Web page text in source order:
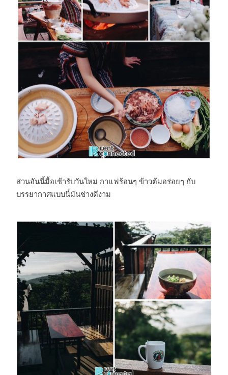
ส่วนอันนี้มื้อเช้ารับวันใหม่ กาแฟร้อนๆ ข้าวต้มอร่อยๆ กับ
บรรยากาศแบบนี้มันช่างดีงาม